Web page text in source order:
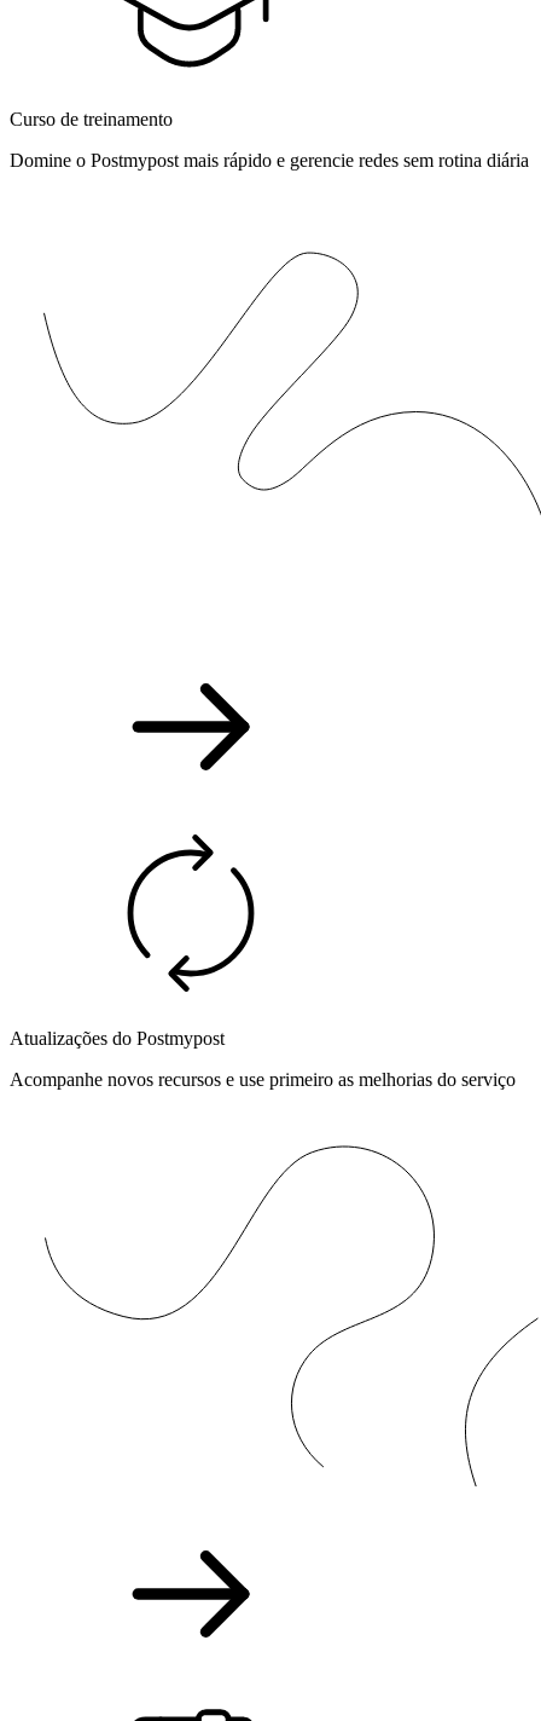
Curso de treinamento
Domine o Postmypost mais rápido e gerencie redes sem rotina diária
Atualizações do Postmypost
Acompanhe novos recursos e use primeiro as melhorias do serviço